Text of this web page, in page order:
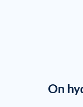
On